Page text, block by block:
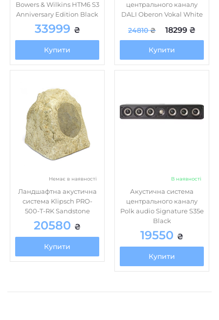
Bowers & Wilkins HTM6 S3
Anniversary Edition Black
33999 ₴
Купити
центрального каналу
DALI Oberon Vokal White
24810₴ 18299 ₴
Купити
Немає в наявності
Ландшафтна акустична
система Klipsch PRO-
500-T-RK Sandstone
20580 ₴
Купити
В наявності
Акустична система
центрального каналу
Polk audio Signature S35e
Black
19550 ₴
Купити